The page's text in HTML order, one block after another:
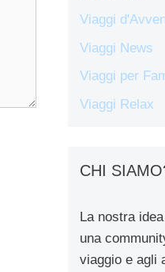
Viaggi
Viaggi News
Viaggi per
Viaggi Relax
CHI
La nostra
una
viaggio e agli